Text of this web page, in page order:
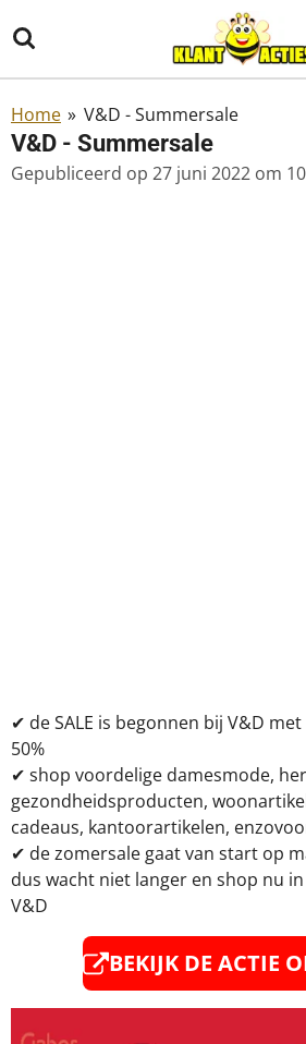
direct
naar
hoofdinhoud
Home » V&D - Summersale
V&D - Summersale
Gepubliceerd op 27 juni 2022 om
✔ de SALE is begonnen bij V&D
50%
✔ shop voordelige damesmode,
gezondheidsproducten,
cadeaus, kantoorartikelen,
✔ de zomersale gaat van start op
dus wacht niet langer en shop nu
V&D
BEKIJK DE ACTIE